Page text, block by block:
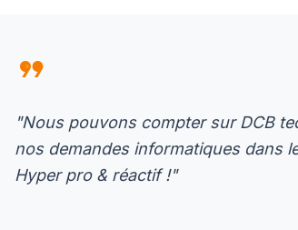
format_quote
"Nous pouvons compter sur DCB
nos demandes informatiques dans
Hyper pro & réactif !"